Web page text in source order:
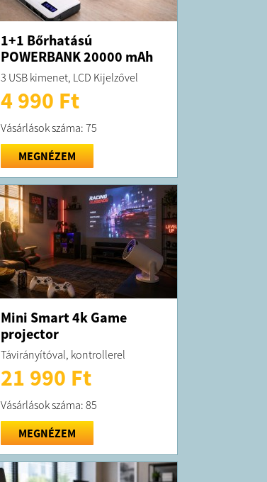
1+1 Bőrhatású
POWERBANK 20000 mAh
3 USB kimenet, LCD Kijelzővel
4 990 Ft
Vásárlások száma: 75
MEGNÉZEM
Mini Smart 4k Game
projector
Távirányítóval, kontrollerel
21 990 Ft
Vásárlások száma: 85
MEGNÉZEM